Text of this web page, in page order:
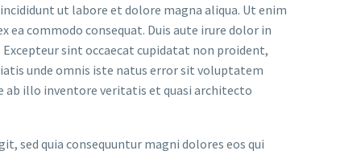
ut labore et dolore magna aliqua. Ut enim
commodo consequat. Duis aute irure dolor in
sint occaecat cupidatat non proident,
unde omnis iste natus error sit voluptatem
ab illo inventore veritatis et quasi architecto
sed quia consequuntur magni dolores eos qui